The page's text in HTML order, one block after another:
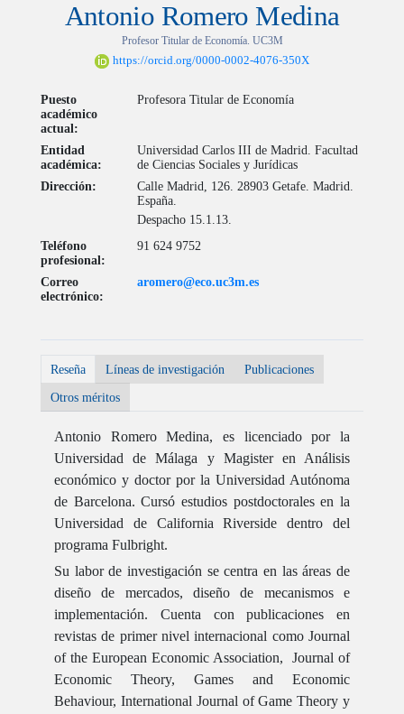
Antonio Romero Medina
Profesor Titular de Economía. UC3M
https://orcid.org/0000-0002-4076-350X
Puesto
académico
actual:
Profesora Titular de Economía
Entidad
académica:
Universidad Carlos III de Madrid. Facultad
de Ciencias Sociales y Jurídicas
Dirección:
Calle Madrid, 126. 28903 Getafe. Madrid.
España.
Despacho 15.1.13.
Teléfono
profesional:
91 624 9752
Correo
electrónico:
aromero@eco.uc3m.es
Reseña Líneas de investigación
Publicaciones
Otros méritos
Antonio Romero Medina, es licenciado por la
Universidad de Málaga y Magister en Análisis
económico y doctor por la Universidad Autónoma
de Barcelona. Cursó estudios postdoctorales en la
Universidad de California Riverside dentro del
programa Fulbright.
Su labor de investigación se centra en las áreas de
diseño de mercados, diseño de mecanismos e
implementación. Cuenta con publicaciones en
revistas de primer nivel internacional como Journal
of the European Economic Association, Journal of
Economic Theory, Games and Economic
Behaviour, International Journal of Game Theory y